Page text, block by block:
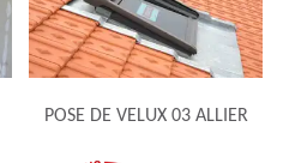
POSE DE VELUX 03 ALLIER